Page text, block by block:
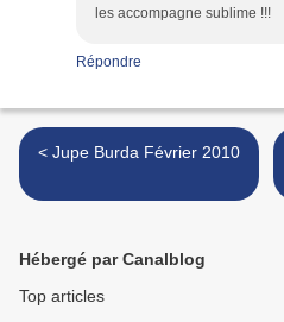
les accompagne sublime !!!
Répondre
< Jupe Burda Février 2010
Hébergé par Canalblog
Top articles